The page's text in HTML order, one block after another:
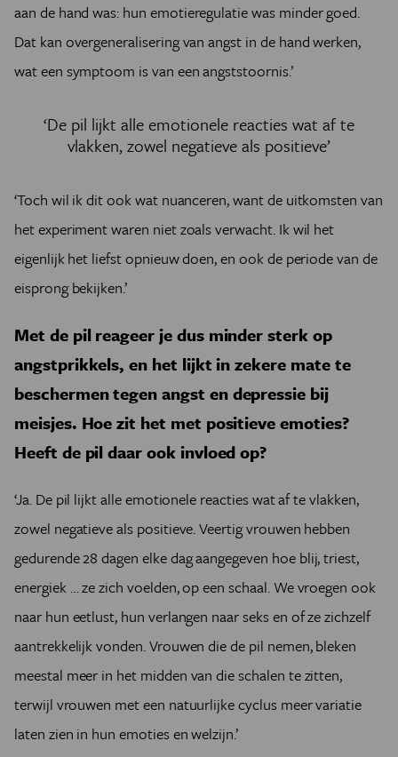
aan de hand was: hun emotieregulatie was minder goed.
Dat kan overgeneralisering van angst in de hand werken,
wat een symptoom is van een angststoornis.’
‘De pil lijkt alle emotionele reacties wat af te
vlakken, zowel negatieve als positieve’
‘Toch wil ik dit ook wat nuanceren, want de uitkomsten van
het experiment waren niet zoals verwacht. Ik wil het
eigenlijk het liefst opnieuw doen, en ook de periode van de
eisprong bekijken.’
Met de pil reageer je dus minder sterk op
angstprikkels, en het lijkt in zekere mate te
beschermen tegen angst en depressie bij
meisjes. Hoe zit het met positieve emoties?
Heeft de pil daar ook invloed op?
‘Ja. De pil lijkt alle emotionele reacties wat af te vlakken,
zowel negatieve als positieve. Veertig vrouwen hebben
gedurende 28 dagen elke dag aangegeven hoe blij, triest,
energiek … ze zich voelden, op een schaal. We vroegen ook
naar hun eetlust, hun verlangen naar seks en of ze zichzelf
aantrekkelijk vonden. Vrouwen die de pil nemen, bleken
meestal meer in het midden van die schalen te zitten,
terwijl vrouwen met een natuurlijke cyclus meer variatie
laten zien in hun emoties en welzijn.’